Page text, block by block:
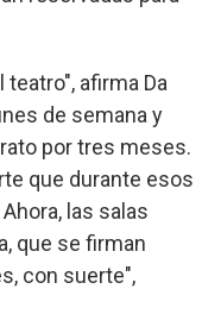
afirma Da
de semana y
por tres meses.
que durante esos
las salas
que se firman
con suerte",